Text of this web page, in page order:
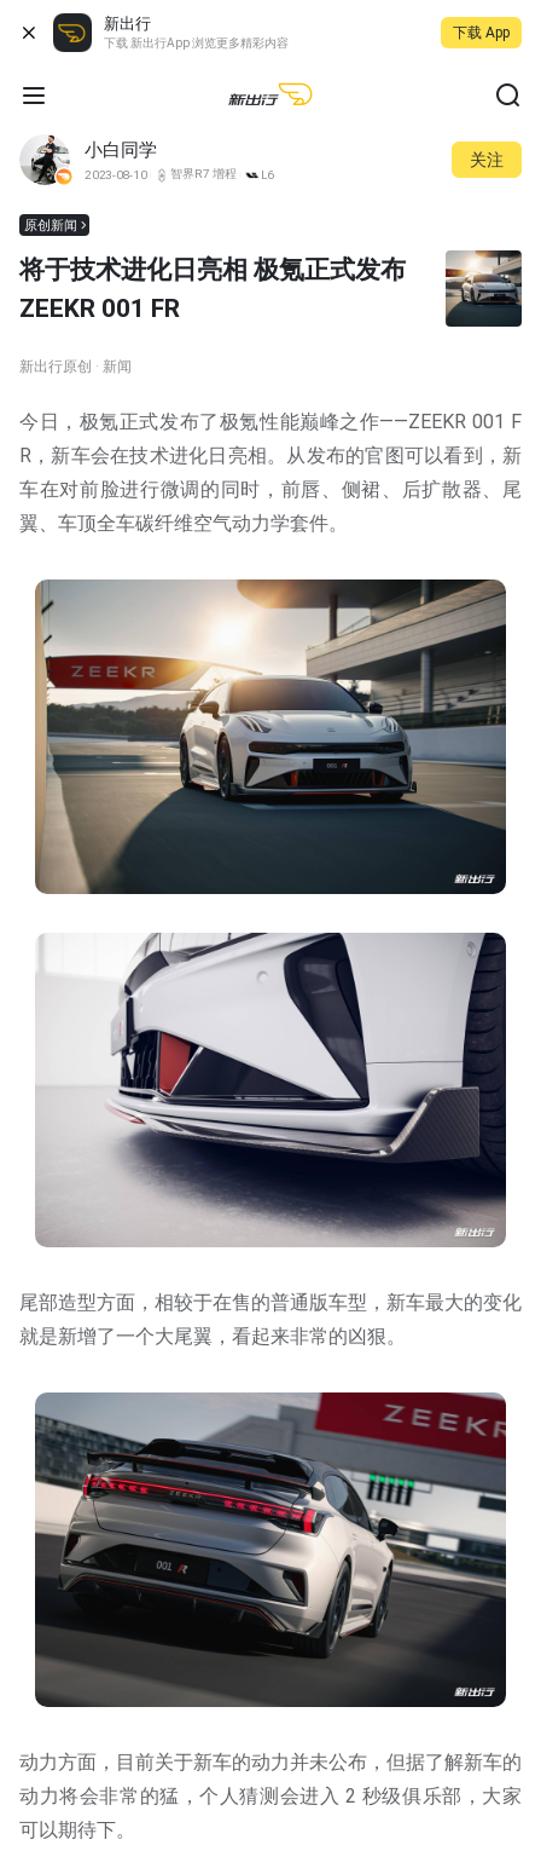
新出行
下载 新出行App 浏览更多精彩内容
下载 App
小白同学
2023-08-10 智界R7 增程 L6
关注
原创新闻
将于技术进化日亮相 极氪正式发布
ZEEKR 001 FR
新出行原创 · 新闻
今日，极氪正式发布了极氪性能巅峰之作——ZEEKR 001 F
R，新车会在技术进化日亮相。从发布的官图可以看到，新
车在对前脸进行微调的同时，前唇、侧裙、后扩散器、尾
翼、车顶全车碳纤维空气动力学套件。
尾部造型方面，相较于在售的普通版车型，新车最大的变化
就是新增了一个大尾翼，看起来非常的凶狠。
动力方面，目前关于新车的动力并未公布，但据了解新车的
动力将会非常的猛，个人猜测会进入 2 秒级俱乐部，大家
可以期待下。